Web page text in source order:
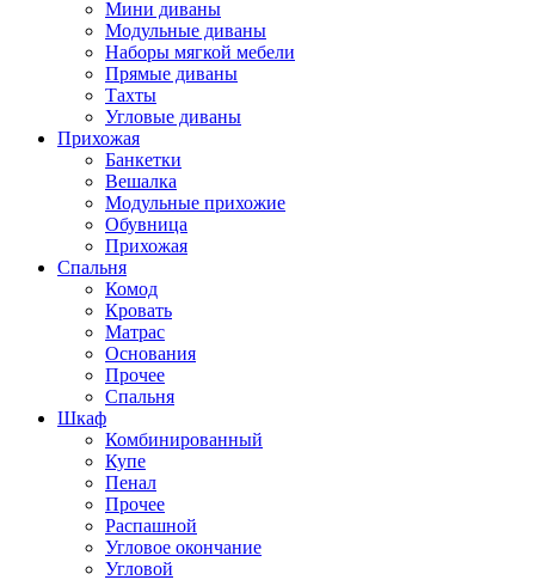
Мини диваны
Модульные диваны
Наборы мягкой мебели
Прямые диваны
Тахты
Угловые диваны
Прихожая
Банкетки
Вешалка
Модульные прихожие
Обувница
Прихожая
Спальня
Комод
Кровать
Матраc
Основания
Прочее
Спальня
Шкаф
Комбинированный
Купе
Пенал
Прочее
Распашной
Угловое окончание
Угловой